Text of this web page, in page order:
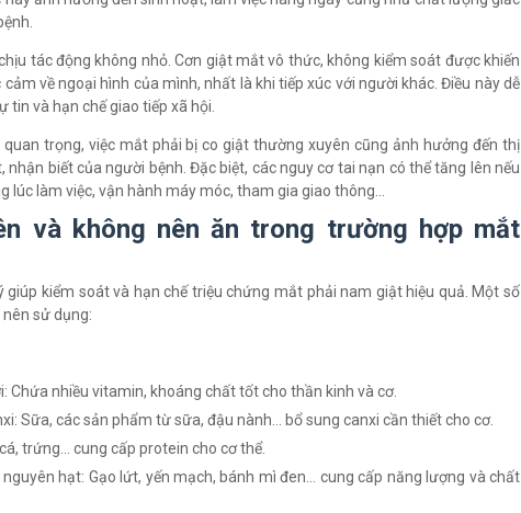
tác động không nhỏ. Cơn giật mắt vô thức, không kiểm soát được khiến
về ngoại hình của mình, nhất là khi tiếp xúc với người khác. Điều này dễ
và hạn chế giao tiếp xã hội.
quan trọng, việc mắt phải bị co giật thường xuyên cũng ảnh hưởng đến thị
nhận biết của người bệnh. Đặc biệt, các nguy cơ tai nạn có thể tăng lên nếu
lúc làm việc, vận hành máy móc, tham gia giao thông...
và không nên ăn trong trường hợp mắt
giúp kiểm soát và hạn chế triệu chứng mắt phải nam giật hiệu quả. Một số
sử dụng:
Chứa nhiều vitamin, khoáng chất tốt cho thần kinh và cơ.
Sữa, các sản phẩm từ sữa, đậu nành... bổ sung canxi cần thiết cho cơ.
trứng... cung cấp protein cho cơ thể.
nguyên hạt: Gạo lứt, yến mạch, bánh mì đen... cung cấp năng lượng và chất